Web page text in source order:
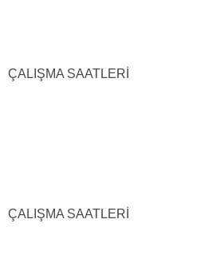
ÇALIŞMA SAATLERİ
ÇALIŞMA SAATLERİ